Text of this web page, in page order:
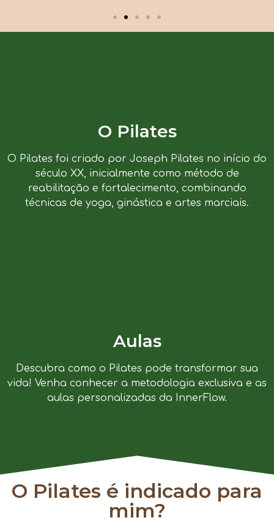
O Pilates
O Pilates foi criado por Joseph Pilates no início do
século XX, inicialmente como método de
reabilitação e fortalecimento, combinando
técnicas de yoga, ginástica e artes marciais.
Aulas
Descubra como o Pilates pode transformar sua
vida! Venha conhecer a metodologia exclusiva e as
aulas personalizadas da InnerFlow.
O Pilates é indicado para
mim?